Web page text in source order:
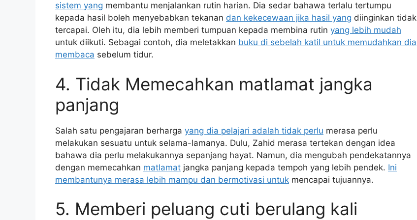
sistem yang membantu menjalankan rutin harian. Dia sedar bahawa terlalu tertumpu
kepada hasil boleh menyebabkan tekanan dan kekecewaan jika hasil yang diinginkan tidak
tercapai. Oleh itu, dia lebih memberi tumpuan kepada membina rutin yang lebih mudah
untuk diikuti. Sebagai contoh, dia meletakkan buku di sebelah katil untuk memudahkan dia
membaca sebelum tidur.
4. Tidak Memecahkan matlamat jangka
panjang
Salah satu pengajaran berharga yang dia pelajari adalah tidak perlu merasa perlu
melakukan sesuatu untuk selama-lamanya. Dulu, Zahid merasa tertekan dengan idea
bahawa dia perlu melakukannya sepanjang hayat. Namun, dia mengubah pendekatannya
dengan memecahkan matlamat jangka panjang kepada tempoh yang lebih pendek. Ini
membantunya merasa lebih mampu dan bermotivasi untuk mencapai tujuannya.
5. Memberi peluang cuti berulang kali